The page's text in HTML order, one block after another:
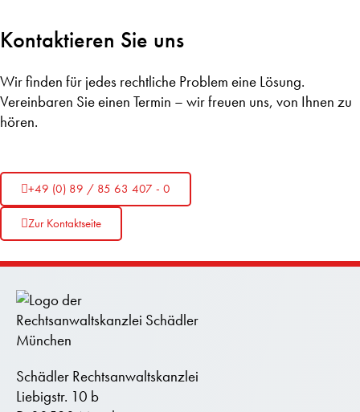
Kontaktieren Sie uns
Wir finden für jedes rechtliche Problem eine Lösung.
Vereinbaren Sie einen Termin – wir freuen uns, von Ihnen zu
hören.
+49 (0) 89 / 85 63 407 - 0
Zur Kontaktseite
Schädler Rechtsanwaltskanzlei
Liebigstr. 10 b